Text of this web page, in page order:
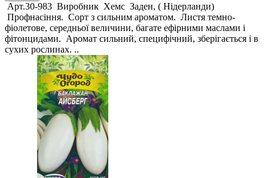
Арт.30-983 Виробник Хемс Заден, ( Нідерланди)
Профнасіння. Сорт з сильним ароматом. Листя темно-
фіолетове, середньої величини, багате ефірними маслами і
фітонцидами. Аромат сильний, специфічний, зберігається і в
сухих рослинах. ..